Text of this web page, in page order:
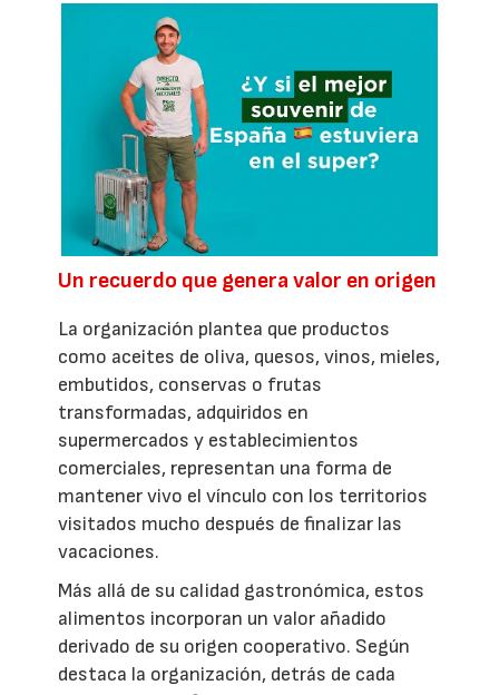
Un recuerdo que genera valor en origen
La organización plantea que productos
como aceites de oliva, quesos, vinos, mieles,
embutidos, conservas o frutas
transformadas, adquiridos en
supermercados y establecimientos
comerciales, representan una forma de
mantener vivo el vínculo con los territorios
visitados mucho después de finalizar las
vacaciones.
Más allá de su calidad gastronómica, estos
alimentos incorporan un valor añadido
derivado de su origen cooperativo. Según
destaca la organización, detrás de cada